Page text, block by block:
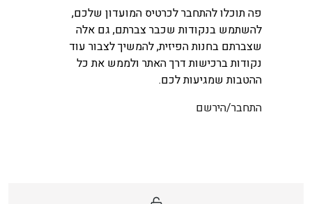
פה תוכלו להתחבר לכרטיס המועדון שלכם,
להשתמש בנקודות שכבר צברתם, גם אלה
שצברתם בחנות הפיזית, להמשיך לצבור עוד
נקודות ברכישות דרך האתר ולממש את כל
ההטבות שמגיעות לכם.
התחבר/הירשם